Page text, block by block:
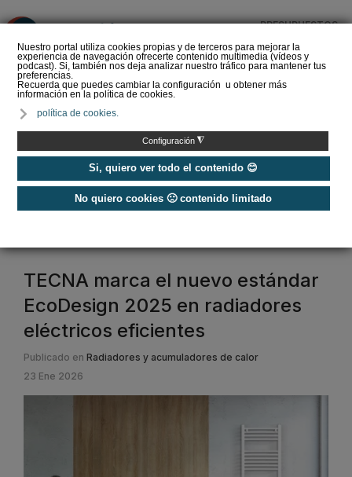
Nuestro portal utiliza cookies propias y de terceros para mejorar la
experiencia de navegación ofrecerte contenido multimedia (vídeos y
podcast). Si, también nos deja analizar nuestro tráfico para mantener tus
preferencias.
Recuerda que puedes cambiar la configuración u obtener más
información en la política de cookies.
política de cookies.
Configuración ◮
Si, quiero ver todo el contenido 😊
No quiero cookies 🙁 contenido limitado
PRESUPUESTOS
claves para elegir el
mejor radiador
Radiadores eléctricos
TECNA marca el nuevo estándar
EcoDesign 2025 en radiadores
eléctricos eficientes
Publicado en Radiadores y acumuladores de calor
23 Ene 2026